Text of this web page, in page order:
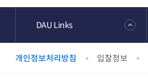
개인정보처리방침 입찰정보
DAU Links